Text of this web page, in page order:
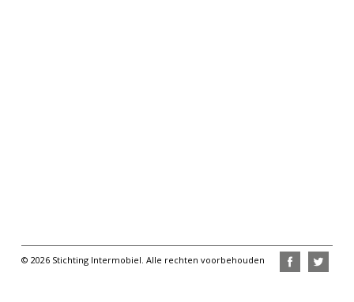
© 2026 Stichting Intermobiel. Alle rechten voorbehouden